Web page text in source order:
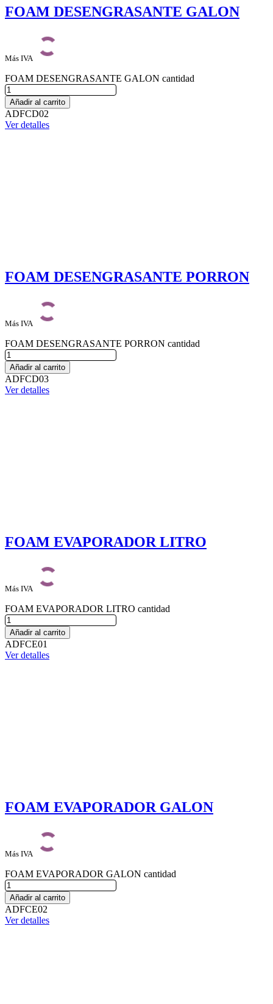
FOAM DESENGRASANTE GALON
Más IVA
FOAM DESENGRASANTE GALON cantidad
Añadir al carrito
ADFCD02
Ver detalles
FOAM DESENGRASANTE PORRON
Más IVA
FOAM DESENGRASANTE PORRON cantidad
Añadir al carrito
ADFCD03
Ver detalles
FOAM EVAPORADOR LITRO
Más IVA
FOAM EVAPORADOR LITRO cantidad
Añadir al carrito
ADFCE01
Ver detalles
FOAM EVAPORADOR GALON
Más IVA
FOAM EVAPORADOR GALON cantidad
Añadir al carrito
ADFCE02
Ver detalles